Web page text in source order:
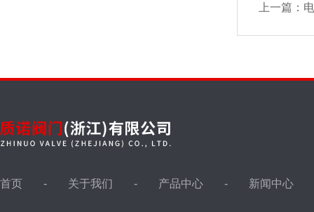
上一篇：
首页 关于我们 产品中心 新闻中心